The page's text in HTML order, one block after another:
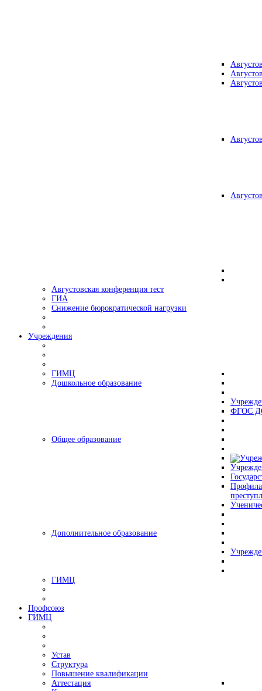
Августовская конференция тест
ГИА
Снижение бюрократической нагрузки
Учреждения
ГИМЦ
Дошкольное образование
ФГОС
Общее образование
Дополнительное образование
ГИМЦ
Профсоюз
ГИМЦ
Устав
Структура
Повышение квалификации
Аттестация